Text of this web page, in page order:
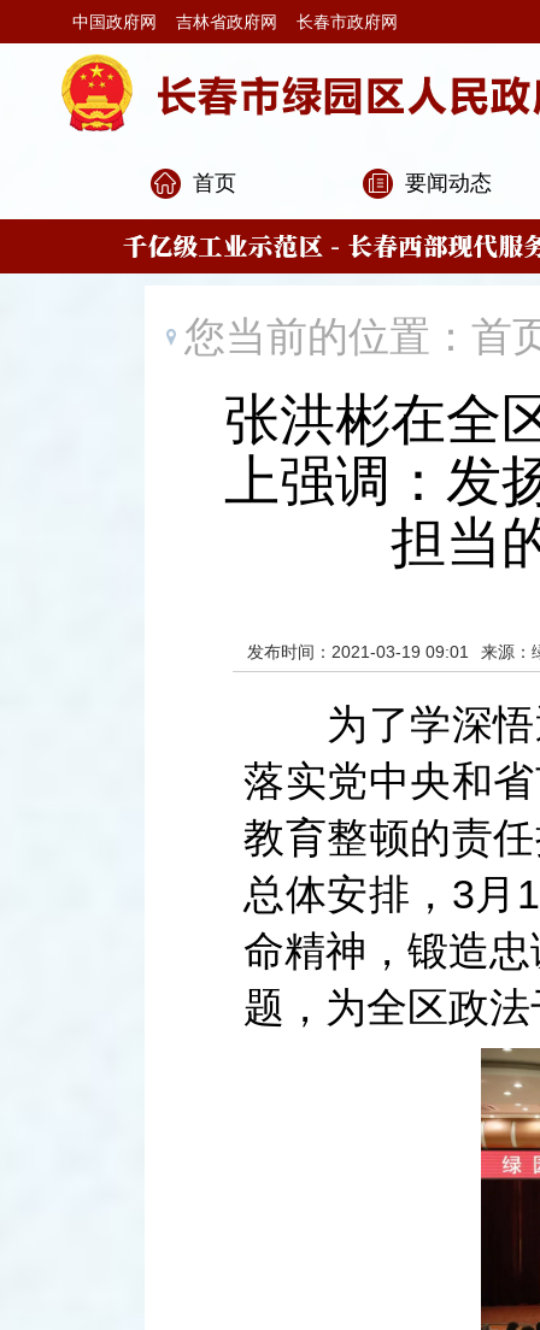
中国政府网 吉林省政府网 长春市政府网
首页 要闻动态
您当前的位置： 首
张洪彬在全
上强调：
担当
发布时间：2021-03-19 09:01 来源：
为了学深悟
落实党中央和
教育整顿的责
总体安排，3月
命精神，锻造
题，为全区政